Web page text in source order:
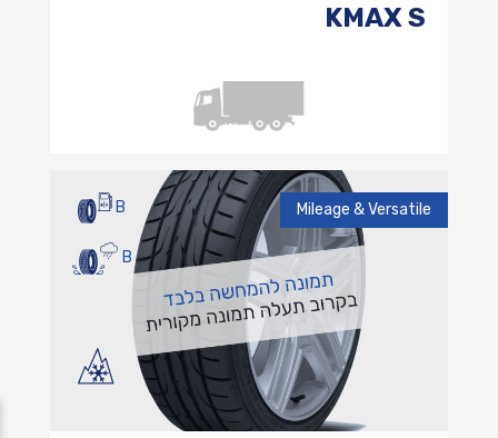
KMAX S
Mileage & Versatile
B
B